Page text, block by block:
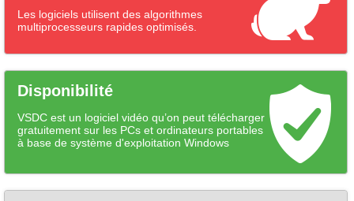
Les logiciels utilisent des algorithmes
multiprocesseurs rapides optimisés.
Disponibilité
VSDC est un logiciel vidéo qu’on peut télécharger
gratuitement sur les PCs et ordinateurs portables
à base de système d'exploitation Windows